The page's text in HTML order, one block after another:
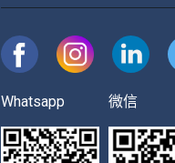
Whatsapp 微信